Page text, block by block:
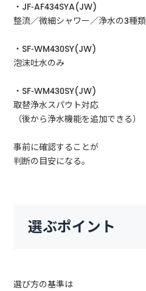
・JF-AF434SYA(JW)
整流／微細シャワー／浄水の3種類
・SF-WM430SY(JW)
泡沫吐水のみ
・SF-WM430SY(JW)
取替浄水スパウト対応
（後から浄水機能を追加できる）
事前に確認することが
判断の目安になる。
選ぶポイント
選び方の基準は